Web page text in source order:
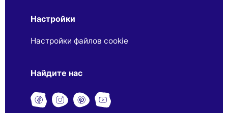
Настройки
Настройки файлов cookie
Найдите нас